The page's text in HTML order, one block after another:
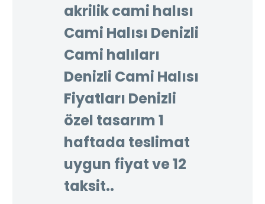
akrilik cami halısı
Cami Halısı Denizli
Cami halıları
Denizli Cami Halısı
Fiyatları Denizli
özel tasarım 1
haftada teslimat
uygun fiyat ve 12
taksit..